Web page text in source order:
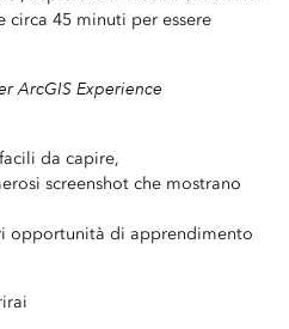
45 minuti per essere
ArcGIS Experience
da capire,
screenshot che mostrano
opportunità di apprendimento